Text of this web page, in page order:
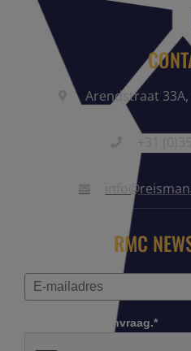
Arendstraat 33A,
RMC
Controleer je aanvraag.*